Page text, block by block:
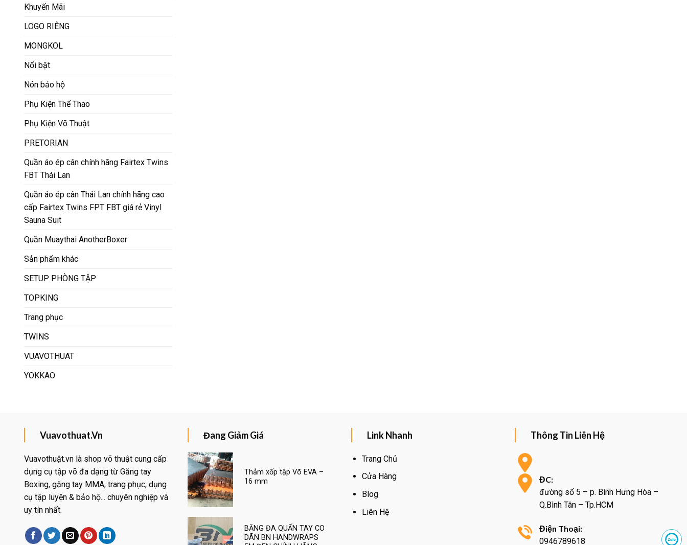
Khuyến Mãi
LOGO RIÊNG
MONGKOL
Nổi bật
Nón bảo hộ
Phụ Kiện Thể Thao
Phụ Kiện Võ Thuật
PRETORIAN
Quần áo ép cân chính hãng Fairtex Twins
FBT Thái Lan
Quần áo ép cân Thái Lan chính hãng cao
cấp Fairtex Twins FPT FBT giá rẻ Vinyl
Sauna Suit
Quần Muaythai AnotherBoxer
Sản phẩm khác
SETUP PHÒNG TẬP
TOPKING
Trang phục
TWINS
VUAVOTHUAT
YOKKAO
Vuavothuat.Vn
Vuavothuật.vn là shop võ thuật cung cấp
dụng cụ tập võ đa dạng từ Găng tay
Boxing, găng tay MMA, trang phục, dụng
cụ tập luyện & bảo hộ... chuyên nghiệp và
uy tín nhất.
Đang Giảm Giá
Yêu
thích
Thảm xốp tập Võ EVA –
16 mm
BĂNG ĐA QUẤN TAY CO
DÃN BN HANDWRAPS
Link Nhanh
Trang Chủ
Cửa Hàng
Blog
Liên Hệ
Thông Tin Liên Hệ
ĐC:
đường số 5 – p. Bình Hưng Hòa –
Q.Bình Tân – Tp.HCM
Điện Thoại:
0946789618